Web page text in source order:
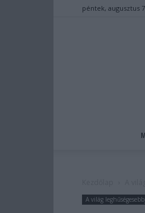
péntek, augusztus
A világ